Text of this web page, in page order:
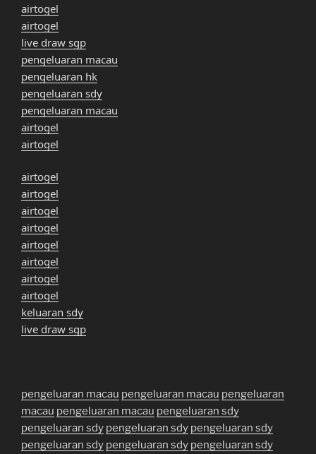
airtogel
airtogel
live draw sgp
pengeluaran macau
pengeluaran hk
pengeluaran sdy
pengeluaran macau
airtogel
airtogel
airtogel
airtogel
airtogel
airtogel
airtogel
airtogel
airtogel
airtogel
keluaran sdy
live draw sgp
pengeluaran macau pengeluaran macau pengeluaran
macau pengeluaran macau pengeluaran sdy
pengeluaran sdy pengeluaran sdy pengeluaran sdy
pengeluaran sdy pengeluaran sdy pengeluaran sdy